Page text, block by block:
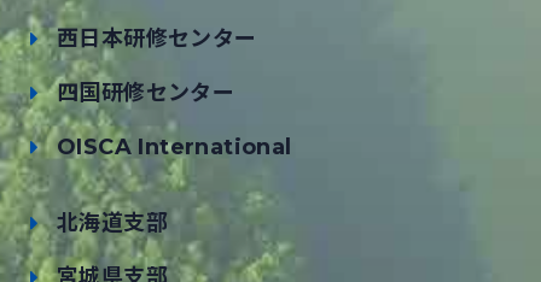
西日本研修センター
四国研修センター
OISCA International
北海道支部